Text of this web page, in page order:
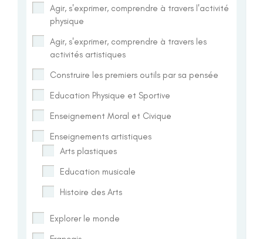
Agir, s'exprimer, comprendre à travers l'activité
physique
Agir, s'exprimer, comprendre à travers les
activités artistiques
Construire les premiers outils par sa pensée
Education Physique et Sportive
Enseignement Moral et Civique
Enseignements artistiques
Arts plastiques
Education musicale
Histoire des Arts
Explorer le monde